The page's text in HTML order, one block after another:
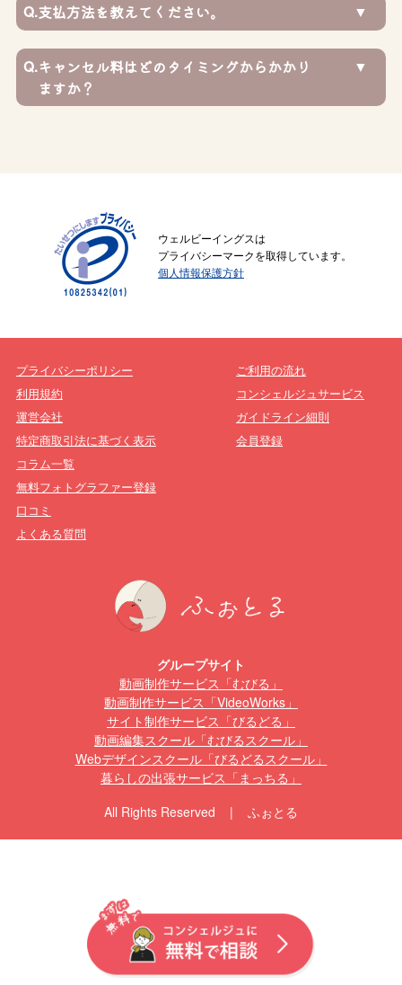
Q.支払方法を教えてください。
Q.キャンセル料はどのタイミングからかかり
ますか？
ウェルビーイングスは
プライバシーマークを取得しています。
個人情報保護方針
プライバシーポリシー
利用規約
運営会社
特定商取引法に基づく表示
ご利用の流れ
コンシェルジュサービス
ガイドライン細則
会員登録
コラム一覧
無料フォトグラファー登録
口コミ
よくある質問
グループサイト
動画制作サービス「むびる」
動画制作サービス「VideoWorks」
サイト制作サービス「びるどる」
動画編集スクール「むびるスクール」
Webデザインスクール「びるどるスクール」
暮らしの出張サービス「まっちる」
All Rights Reserved | ふぉとる